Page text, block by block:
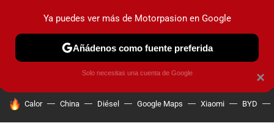
PRUEBAS COCHES ELÉCTRICOS OBSERVATORIO
HOY SE HABLA DE
Calor China Diésel Google Maps Xiaomi BYD
×
Ya puedes ver más de Motorpasion en Google
Añádenos como fuente preferida
Solo necesitas una cuenta de Google